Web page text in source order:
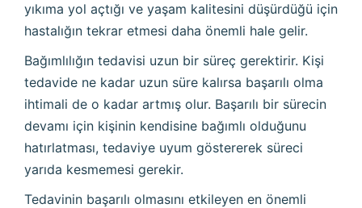
yıkıma yol açtığı ve yaşam kalitesini düşürdüğü için
hastalığın tekrar etmesi daha önemli hale gelir.
Bağımlılığın tedavisi uzun bir süreç gerektirir. Kişi
tedavide ne kadar uzun süre kalırsa başarılı olma
ihtimali de o kadar artmış olur. Başarılı bir sürecin
devamı için kişinin kendisine bağımlı olduğunu
hatırlatması, tedaviye uyum göstererek süreci
yarıda kesmemesi gerekir.
Tedavinin başarılı olmasını etkileyen en önemli